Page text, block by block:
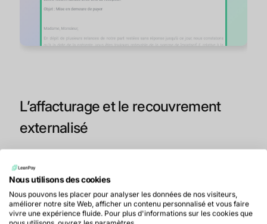
L’affacturage et le recouvrement
externalisé
de recouvrement amiable de manière systématique
à chaque retard de paiement constaté, il n’est pas
nécessaire d’internaliser ce processus. Des
sociétés spécialisées peuvent prendre en charge le
Nous utilisons des cookies
Nous pouvons les placer pour analyser les données de nos visiteurs,
améliorer notre site Web, afficher un contenu personnalisé et vous faire
vivre une expérience fluide. Pour plus d'informations sur les cookies que